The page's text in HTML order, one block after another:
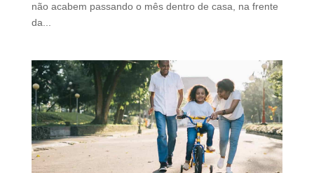
l
e
b
l
a
n
k
não acabem passando o mês dentro de casa, na frente
da...